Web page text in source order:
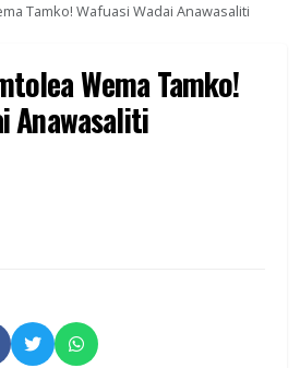
Tamko! Wafuasi Wadai Anawasaliti
Wema Tamko!
Anawasaliti